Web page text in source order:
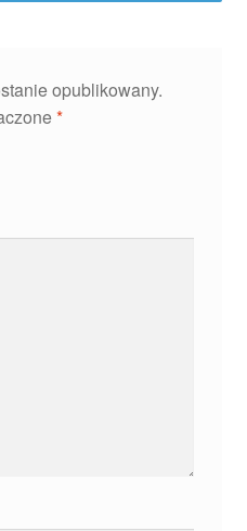
opublikowany.
*